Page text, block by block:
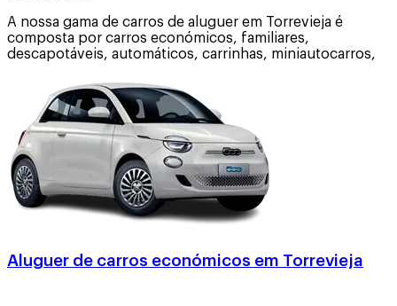
A nossa gama de carros de aluguer em Torrevieja é
composta por carros económicos, familiares,
descapotáveis, automáticos, carrinhas, miniautocarros,
Aluguer de carros económicos em Torrevieja